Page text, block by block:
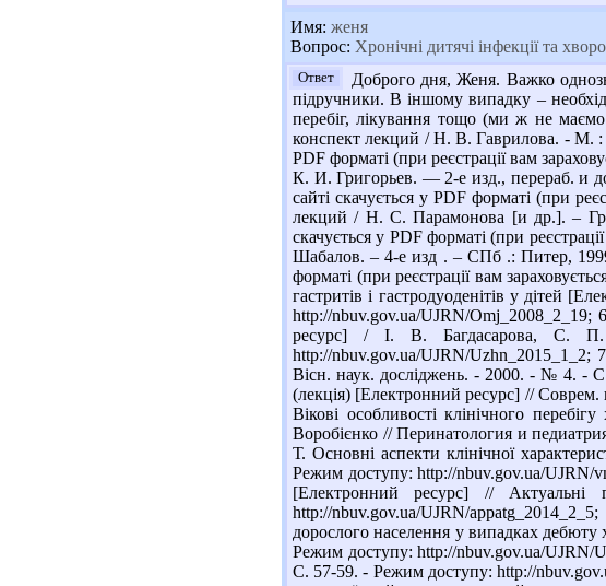
Имя: женя
Вопрос: Хронічні дитячі інфекції та
Ответ
Доброго дня, Женя. Важко
підручники. В іншому випадку –
перебіг, лікування тощо (ми ж не
конспект лекций / Н. В. Гаврилова. - М. :
PDF форматі (при реєстрації вам
К. И. Григорьев. — 2-е изд., перераб. и
сайті скачується у PDF форматі (при
лекций / Н. С. Парамонова [и др.]. –
скачується у PDF форматі (при
Шабалов. – 4-е изд . – СПб .: Питер,
форматі (при реєстрації вам
гастритів і гастродуоденітів у
http://nbuv.gov.ua/UJRN/Omj_2008_2_19;
ресурс] / І. В. Багдасарова, С.
http://nbuv.gov.ua/UJRN/Uzhn_2015_1_2;
Вісн. наук. досліджень. - 2000. - № 4. -
(лекція) [Електронний ресурс] //
Вікові особливості клінічного
Воробієнко // Перинатология и
Т. Основні аспекти клінічної
Режим доступу: http://nbuv.gov.ua/UJRN/
[Електронний ресурс] //
http://nbuv.gov.ua/UJRN/
дорослого населення у випадках
Режим доступу: http://nbuv.gov.ua/UJRN/
С. 57-59. - Режим доступу: http://